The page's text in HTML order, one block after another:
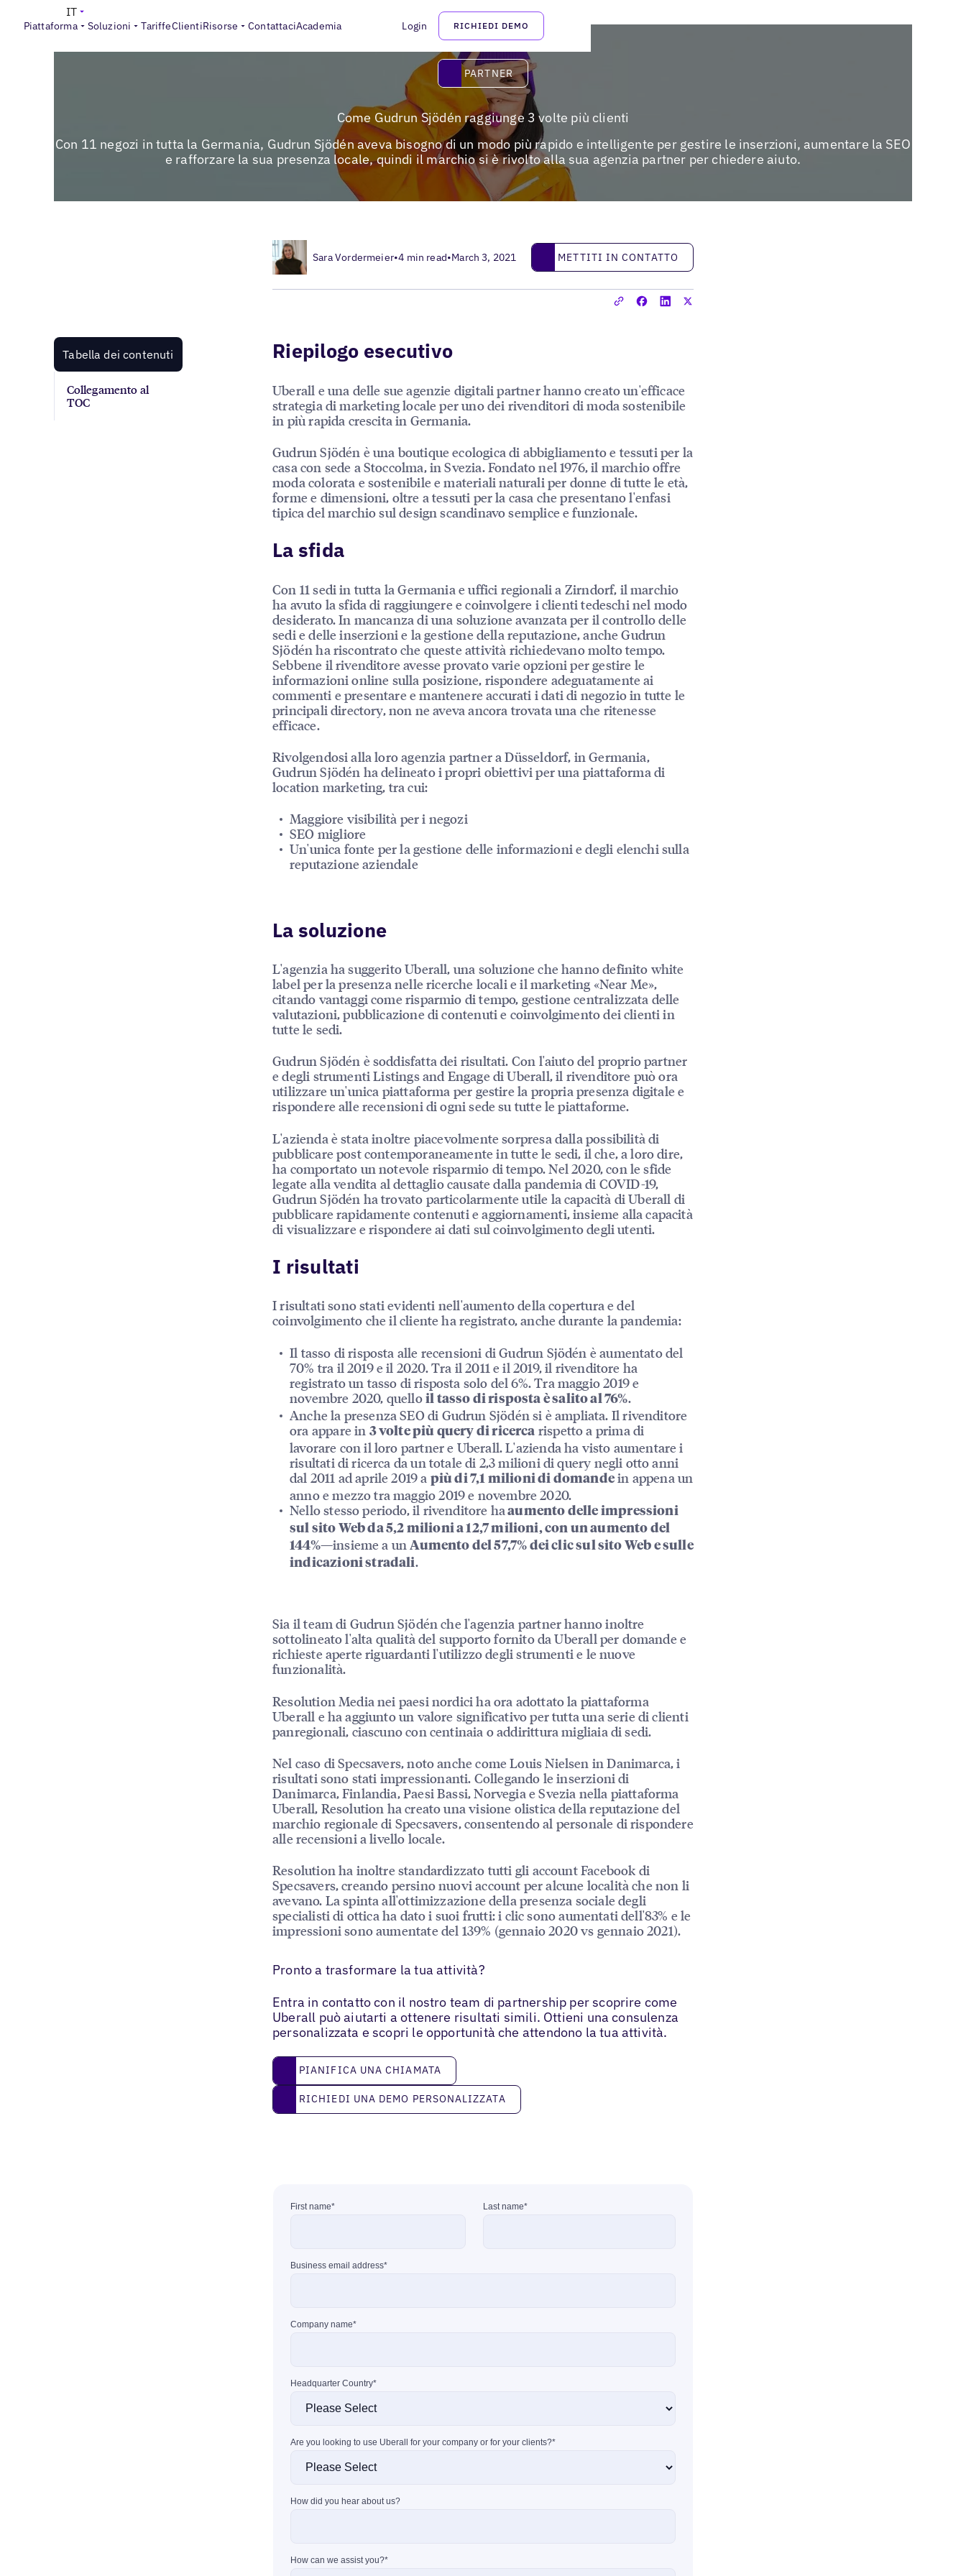
Piattaforma Soluzioni TariffeClientiRisorse ContattaciAcademia Login RICHIEDI DEMO
IT
Partner
PARTNER
Come Gudrun Sjödén raggiunge 3 volte più clienti
Con 11 negozi in tutta la Germania, Gudrun Sjödén aveva bisogno di un modo più rapido e intelligente per gestire le inserzioni, aumentare la SEO
e rafforzare la sua presenza locale, quindi il marchio si è rivolto alla sua agenzia partner per chiedere aiuto.
Sara Vordermeier•4 min read•March 3, 2021 Mettiti in contatto
METTITI IN CONTATTO
Tabella dei contenuti
Collegamento al
TOC
Riepilogo esecutivo
Uberall e una delle sue agenzie digitali partner hanno creato un'efficace
strategia di marketing locale per uno dei rivenditori di moda sostenibile
in più rapida crescita in Germania.
Gudrun Sjödén è una boutique ecologica di abbigliamento e tessuti per la
casa con sede a Stoccolma, in Svezia. Fondato nel 1976, il marchio offre
moda colorata e sostenibile e materiali naturali per donne di tutte le età,
forme e dimensioni, oltre a tessuti per la casa che presentano l'enfasi
tipica del marchio sul design scandinavo semplice e funzionale.
La sfida
Con 11 sedi in tutta la Germania e uffici regionali a Zirndorf, il marchio
ha avuto la sfida di raggiungere e coinvolgere i clienti tedeschi nel modo
desiderato. In mancanza di una soluzione avanzata per il controllo delle
sedi e delle inserzioni e la gestione della reputazione, anche Gudrun
Sjödén ha riscontrato che queste attività richiedevano molto tempo.
Sebbene il rivenditore avesse provato varie opzioni per gestire le
informazioni online sulla posizione, rispondere adeguatamente ai
commenti e presentare e mantenere accurati i dati di negozio in tutte le
principali directory, non ne aveva ancora trovata una che ritenesse
efficace.
Rivolgendosi alla loro agenzia partner a Düsseldorf, in Germania,
Gudrun Sjödén ha delineato i propri obiettivi per una piattaforma di
location marketing, tra cui:
Maggiore visibilità per i negozi
SEO migliore
Un'unica fonte per la gestione delle informazioni e degli elenchi sulla
reputazione aziendale
La soluzione
L'agenzia ha suggerito Uberall, una soluzione che hanno definito white
label per la presenza nelle ricerche locali e il marketing «Near Me»,
citando vantaggi come risparmio di tempo, gestione centralizzata delle
valutazioni, pubblicazione di contenuti e coinvolgimento dei clienti in
tutte le sedi.
Gudrun Sjödén è soddisfatta dei risultati. Con l'aiuto del proprio partner
e degli strumenti Listings and Engage di Uberall, il rivenditore può ora
utilizzare un'unica piattaforma per gestire la propria presenza digitale e
rispondere alle recensioni di ogni sede su tutte le piattaforme.
L'azienda è stata inoltre piacevolmente sorpresa dalla possibilità di
pubblicare post contemporaneamente in tutte le sedi, il che, a loro dire,
ha comportato un notevole risparmio di tempo. Nel 2020, con le sfide
legate alla vendita al dettaglio causate dalla pandemia di COVID-19,
Gudrun Sjödén ha trovato particolarmente utile la capacità di Uberall di
pubblicare rapidamente contenuti e aggiornamenti, insieme alla capacità
di visualizzare e rispondere ai dati sul coinvolgimento degli utenti.
I risultati
I risultati sono stati evidenti nell'aumento della copertura e del
coinvolgimento che il cliente ha registrato, anche durante la pandemia:
Il tasso di risposta alle recensioni di Gudrun Sjödén è aumentato del
70% tra il 2019 e il 2020. Tra il 2011 e il 2019, il rivenditore ha
registrato un tasso di risposta solo del 6%. Tra maggio 2019 e
novembre 2020, quelloil tasso di risposta è salito al 76%.
Anche la presenza SEO di Gudrun Sjödén si è ampliata. Il rivenditore
ora appare in 3 volte più query di ricerca rispetto a prima di
lavorare con il loro partner e Uberall. L'azienda ha visto aumentare i
risultati di ricerca da un totale di 2,3 milioni di query negli otto anni
dal 2011 ad aprile 2019 a più di 7,1 milioni di domandein appena un
anno e mezzo tra maggio 2019 e novembre 2020.
Nello stesso periodo, il rivenditore ha aumento delle impressioni
sul sito Web da 5,2 milioni a 12,7 milioni, con un aumento del
144%—insieme a un Aumento del 57,7% dei clic sul sito Web e sulle
indicazioni stradali.
Sia il team di Gudrun Sjödén che l'agenzia partner hanno inoltre
sottolineato l'alta qualità del supporto fornito da Uberall per domande e
richieste aperte riguardanti l'utilizzo degli strumenti e le nuove
funzionalità.
Resolution Media nei paesi nordici ha ora adottato la piattaforma
Uberall e ha aggiunto un valore significativo per tutta una serie di clienti
panregionali, ciascuno con centinaia o addirittura migliaia di sedi.
Nel caso di Specsavers, noto anche come Louis Nielsen in Danimarca, i
risultati sono stati impressionanti. Collegando le inserzioni di
Danimarca, Finlandia, Paesi Bassi, Norvegia e Svezia nella piattaforma
Uberall, Resolution ha creato una visione olistica della reputazione del
marchio regionale di Specsavers, consentendo al personale di rispondere
alle recensioni a livello locale.
Resolution ha inoltre standardizzato tutti gli account Facebook di
Specsavers, creando persino nuovi account per alcune località che non li
avevano. La spinta all'ottimizzazione della presenza sociale degli
specialisti di ottica ha dato i suoi frutti: i clic sono aumentati dell'83% e le
impressioni sono aumentate del 139% (gennaio 2020 vs gennaio 2021).
Pronto a trasformare la tua attività?
Entra in contatto con il nostro team di partnership per scoprire come
Uberall può aiutarti a ottenere risultati simili. Ottieni una consulenza
personalizzata e scopri le opportunità che attendono la tua attività.
Pianifica una chiamata
PIANIFICA UNA CHIAMATA
Richiedi una demo personalizzata
RICHIEDI UNA DEMO PERSONALIZZATA